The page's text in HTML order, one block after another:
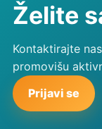
Želite
Kontaktirajte
promovišu
Prijavi se